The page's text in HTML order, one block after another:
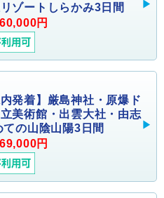
ゾートしらかみ3日間
円
内発着】厳島神社・原爆ド
美術館・出雲大社・由志
ての山陰山陽3日間
円